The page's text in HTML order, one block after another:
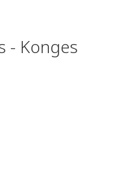
- Konges